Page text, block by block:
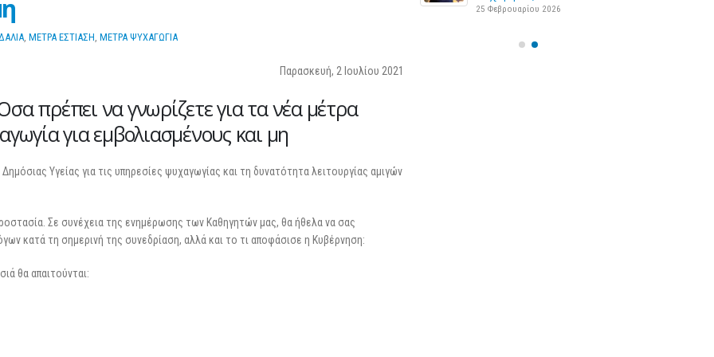
, ΜΕΤΡΑ ΕΣΤΙΑΣΗ, ΜΕΤΡΑ ΨΥΧΑΓΩΓΙΑ
Παρασκευή, 2 Ιουλίου 2021
πρέπει να γνωρίζετε για τα νέα μέτρα
για εμβολιασμένους και μη
Υγείας για τις υπηρεσίες ψυχαγωγίας και τη δυνατότητα λειτουργίας αμιγών
Σε συνέχεια της ενημέρωσης των Καθηγητών μας, θα ήθελα να σας
κατά τη σημερινή της συνεδρίαση, αλλά και το τι αποφάσισε η Κυβέρνηση:
θα απαιτούνται:
25 Φεβρουαρίου 2026